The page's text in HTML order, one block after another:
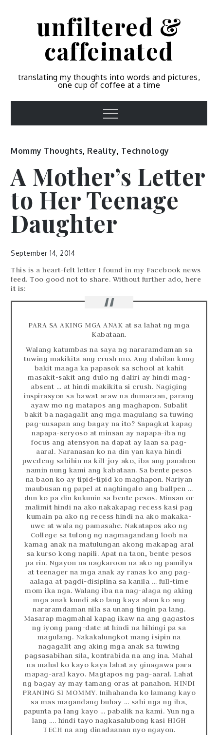
unfiltered &
caffeinated
translating my thoughts into words and pictures,
one cup of coffee at a time
Menu
Mommy Thoughts, Reality, Technology
A Mother’s Letter
to Her Teenage
Daughter
September 14, 2014
This is a heart-felt letter I found in my Facebook news
feed. Too good not to share. Without further ado, here
it is:
PARA SA AKING MGA ANAK at sa lahat ng mga
Kabataan.
Walang katumbas na saya ng nararamdaman sa
tuwing makikita ang crush mo. Ang dahilan kung
bakit maaga ka papasok sa school at kahit
masakit-sakit ang dulo ng daliri ay hindi mag-
absent … at hindi makikita si crush. Nagiging
inspirasyon sa bawat araw na dumaraan, parang
ayaw mo ng matapos ang maghapon. Subalit
bakit ba nagagalit ang mga magulang sa tuwing
pag-uusapan ang bagay na ito? Sapagkat kapag
napapa-seryoso at minsan ay napapa-iba ng
focus ang atensyon na dapat ay laan sa pag-
aaral. Naranasan ko na din yan kaya hindi
pwedeng sabihin na kill-joy ako, iba ang panahon
namin nung kami ang kabataan. Sa bente pesos
na baon ko ay tipid-tipid ko maghapon. Nariyan
maubusan ng papel at naghingalo ang ballpen …
dun ko pa din kukunin sa bente pesos. Minsan or
malimit hindi na ako nakakapag recess kasi pag
kumain pa ako ng recess hindi na ako makaka-
uwe at wala ng pamasahe. Nakatapos ako ng
College sa tulong ng nagmagandang loob na
kamag anak na matulungan akong makapag aral
sa kurso kong napili. Apat na taon, bente pesos
pa rin. Ngayon na nagkaroon na ako ng pamilya
at teenager na mga anak ay ranas ko ang pag-
aalaga at pagdi-disiplina sa kanila … full-time
mom ika nga. Walang iba na nag-alaga ng aking
mga anak kundi ako lang kaya alam ko ang
nararamdaman nila sa unang tingin pa lang.
Masarap magmahal kapag ikaw na ang gagastos
ng iyong pang-date at hindi na hihingi pa sa
magulang. Nakakalungkot mang isipin na
nagagalit ang aking mga anak sa tuwing
pagsasabihan sila, kontrabida na ang ina. Mahal
na mahal ko kayo kaya lahat ay ginagawa para
mapag-aral kayo. Magtapos ng pag-aaral. Lahat
ng bagay ay may tamang oras at panahon. HINDI
PRANING SI MOMMY. Inihahanda ko lamang kayo
sa mas magandang buhay … sabi nga ng iba,
papunta pa lang kayo … pabalik na kami. Yun nga
lang …. hindi tayo nagkasalubong kasi HIGH
TECH na ang dinadaanan nyo ngayon.